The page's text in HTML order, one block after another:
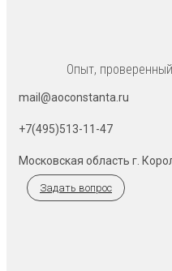
Опыт,
mail@aoconstanta.ru
+7(495)513-11-47
Московская область г.
Задать вопрос